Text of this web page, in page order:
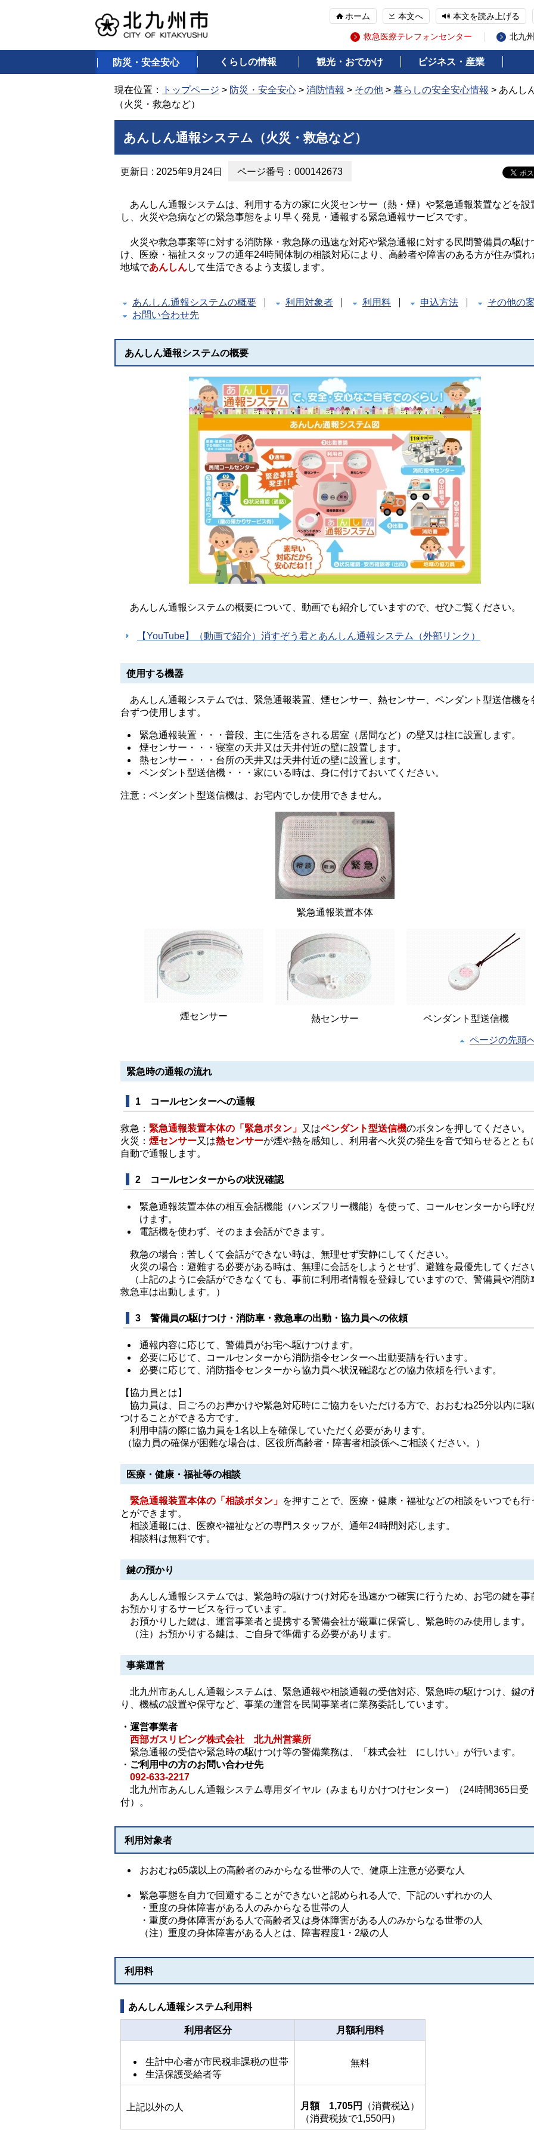
ホーム 本文へ 本文を読み上げる
救急医療テレフォンセンター 北九
防災・安全安心 くらしの情報 観光・おでかけ ビジネス・産業
現在位置： トップページ > 防災・安全安心 > 消防情報 > その他 > 暮らしの安全安心情報 > あんし
（火災・救急など）
あんしん通報システム（火災・救急など）
更新日 : 2025年9月24日 ページ番号：000142673
あんしん通報システムは、利用する方の家に火災センサー（熱・煙）や緊急通報装置などを設
し、火災や急病などの緊急事態をより早く発見・通報する緊急通報サービスです。
火災や救急事案等に対する消防隊・救急隊の迅速な対応や緊急通報に対する民間警備員の駆け
け、医療・福祉スタッフの通年24時間体制の相談対応により、高齢者や障害のある方が住み慣れ
地域であんしんして生活できるよう支援します。
あんしん通報システムの概要 利用対象者 利用料 申込方法
その他の
お問い合わせ先
あんしん通報システムの概要
あんしん通報システムの概要について、動画でも紹介していますので、ぜひご覧ください。
【YouTube】（動画で紹介）消すぞう君とあんしん通報システム（外部リンク）
使用する機器
あんしん通報システムでは、緊急通報装置、煙センサー、熱センサー、ペンダント型送信機を
台ずつ使用します。
緊急通報装置・・・普段、主に生活をされる居室（居間など）の壁又は柱に設置します。
煙センサー・・・寝室の天井又は天井付近の壁に設置します。
熱センサー・・・台所の天井又は天井付近の壁に設置します。
ペンダント型送信機・・・家にいる時は、身に付けておいてください。
注意：ペンダント型送信機は、お宅内でしか使用できません。
緊急通報装置本体
煙センサー 熱センサー ペンダント型送信機
ページの先頭
緊急時の通報の流れ
1 コールセンターへの通報
救急： 緊急通報装置本体の「緊急ボタン」 又はペンダント型送信機のボタンを押してください。
火災： 煙センサー又は熱センサーが煙や熱を感知し、利用者へ火災の発生を音で知らせるととも
自動で通報します。
2 コールセンターからの状況確認
緊急通報装置本体の相互会話機能（ハンズフリー機能）を使って、コールセンターから呼び
けます。
電話機を使わず、そのまま会話ができます。
救急の場合：苦しくて会話ができない時は、無理せず安静にしてください。
火災の場合：避難する必要がある時は、無理に会話をしようとせず、避難を最優先してくださ
（上記のように会話ができなくても、事前に利用者情報を登録していますので、警備員や消防
救急車は出動します。）
3 警備員の駆けつけ・消防車・救急車の出動・協力員への依頼
通報内容に応じて、警備員がお宅へ駆けつけます。
必要に応じて、コールセンターから消防指令センターへ出動要請を行います。
必要に応じて、消防指令センターから協力員へ状況確認などの協力依頼を行います。
【協力員とは】
協力員は、日ごろのお声かけや緊急対応時にご協力をいただける方で、おおむね25分以内に駆
つけることができる方です。
利用申請の際に協力員を1名以上を確保していただく必要があります。
（協力員の確保が困難な場合は、区役所高齢者・障害者相談係へご相談ください。）
医療・健康・福祉等の相談
緊急通報装置本体の「相談ボタン」 を押すことで、医療・健康・福祉などの相談をいつでも行
とができます。
相談通報には、医療や福祉などの専門スタッフが、通年24時間対応します。
相談料は無料です。
鍵の預かり
あんしん通報システムでは、緊急時の駆けつけ対応を迅速かつ確実に行うため、お宅の鍵を事
お預かりするサービスを行っています。
お預かりした鍵は、運営事業者と提携する警備会社が厳重に保管し、緊急時のみ使用します。
（注）お預かりする鍵は、ご自身で準備する必要があります。
事業運営
北九州市あんしん通報システムは、緊急通報や相談通報の受信対応、緊急時の駆けつけ、鍵の
り、機械の設置や保守など、事業の運営を民間事業者に業務委託しています。
・運営事業者
西部ガスリビング株式会社 北九州営業所
緊急通報の受信や緊急時の駆けつけ等の警備業務は、「株式会社 にしけい」が行います。
・ ご利用中の方のお問い合わせ先
092-633-2217
北九州市あんしん通報システム専用ダイヤル（みまもりかけつけセンター）（24時間365日受
付）。
利用対象者
おおむね65歳以上の高齢者のみからなる世帯の人で、健康上注意が必要な人
緊急事態を自力で回避することができないと認められる人で、下記のいずれかの人
・重度の身体障害がある人のみからなる世帯の人
・重度の身体障害がある人で高齢者又は身体障害がある人のみからなる世帯の人
（注）重度の身体障害がある人とは、障害程度1・2級の人
利用料
あんしん通報システム利用料
利用者区分 月額利用料
生計中心者が市民税非課税の世帯
生活保護受給者等
無料
上記以外の人 月額 1,705円
（消費税込）
（消費税抜で1,550円）